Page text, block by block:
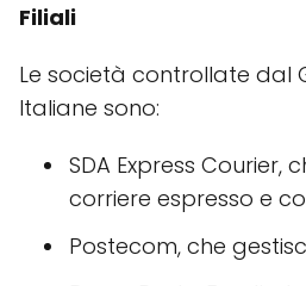
Filiali
Le società controllate dal
Italiane sono:
SDA Express Courier,
corriere espresso e
Postecom, che